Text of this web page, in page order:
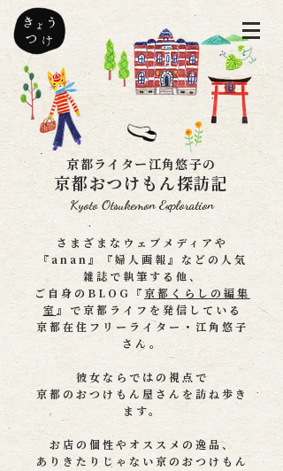
京都ライター江角悠子の
京都おつけもん探訪記
Kyoto Otsukemon Exploration
さまざまなウェブメディアや
『anan』『婦人画報』などの人気
雑誌で執筆する他、
ご自身のBLOG『 京都くらしの編集
室 』で京都ライフを発信している
京都在住フリーライター・江角悠子
さん。
彼女ならではの視点で
京都のおつけもん屋さんを訪ね歩き
ます。
お店の個性やオススメの逸品、
ありきたりじゃない京のおつけもん